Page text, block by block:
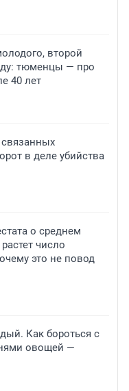
второй
тюменцы — про
40 лет
связанных
в деле убийства
о среднем
число
это не повод
Как бороться с
овощей —